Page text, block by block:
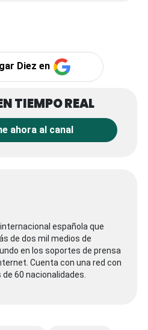
Diez en
ahora al canal
española que
de dos mil medios de
en los soportes de prensa
Cuenta con una red con
60 nacionalidades.